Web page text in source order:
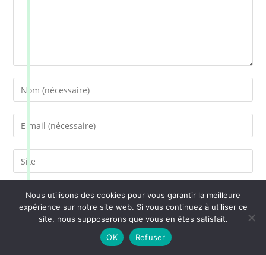
Enregistrer mon nom, mon e-mail et mon site dans le
navigateur pour mon prochain commentaire.
Nous utilisons des cookies pour vous garantir la meilleure
expérience sur notre site web. Si vous continuez à utiliser ce
site, nous supposerons que vous en êtes satisfait.
OK
Refuser